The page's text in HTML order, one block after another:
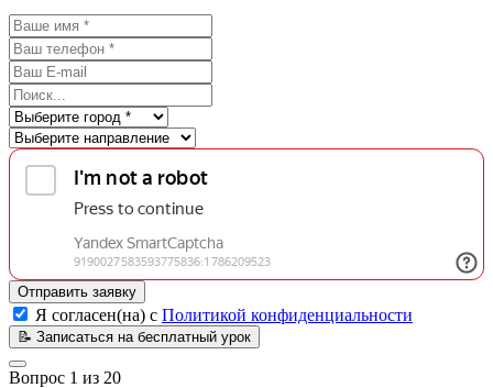
Отправить заявку
Я согласен(на) с Политикой конфиденциальности
📝 Записаться на бесплатный урок
Вопрос 1 из 20